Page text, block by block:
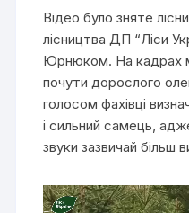
Відео було зняте
лісництва ДП “Ліси
Юрнюком. На кадрах
почути дорослого
голосом фахівці
і сильний самець,
звуки зазвичай більш